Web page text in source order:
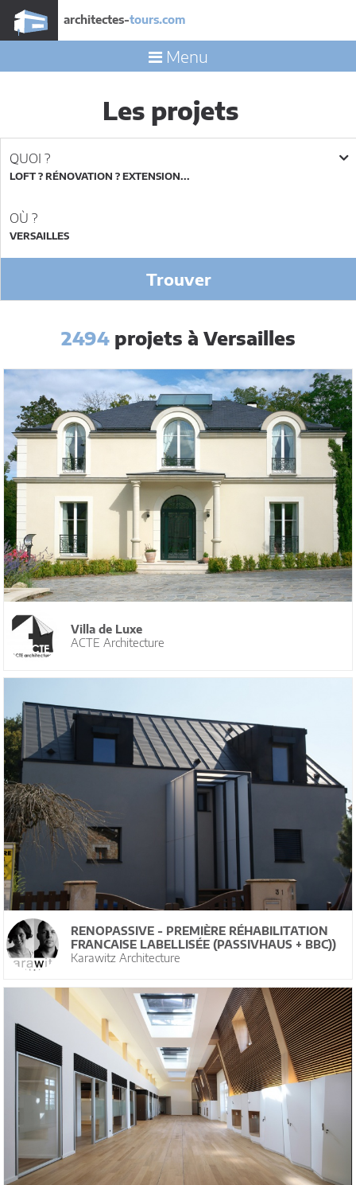
architectes-tours.com
Menu
Les projets
QUOI ?
LOFT ? RÉNOVATION ? EXTENSION...
OÙ ?
Trouver
2494projets à Versailles
Villa de Luxe
ACTE Architecture
RENOPASSIVE - PREMIÈRE RÉHABILITATION
FRANCAISE LABELLISÉE (PASSIVHAUS + BBC))
Karawitz Architecture